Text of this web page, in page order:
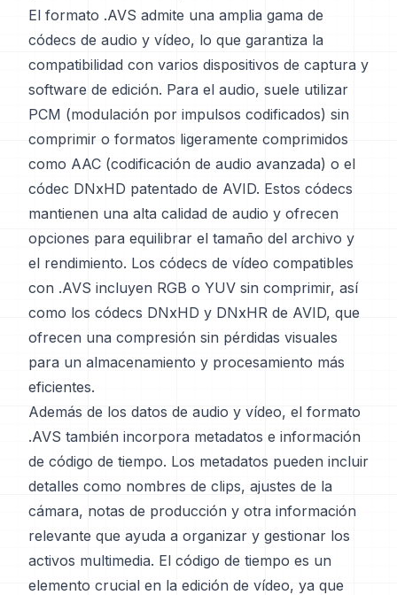
El formato .AVS admite una amplia gama de
códecs de audio y vídeo, lo que garantiza la
compatibilidad con varios dispositivos de captura y
software de edición. Para el audio, suele utilizar
PCM (modulación por impulsos codificados) sin
comprimir o formatos ligeramente comprimidos
como AAC (codificación de audio avanzada) o el
códec DNxHD patentado de AVID. Estos códecs
mantienen una alta calidad de audio y ofrecen
opciones para equilibrar el tamaño del archivo y
el rendimiento. Los códecs de vídeo compatibles
con .AVS incluyen RGB o YUV sin comprimir, así
como los códecs DNxHD y DNxHR de AVID, que
ofrecen una compresión sin pérdidas visuales
para un almacenamiento y procesamiento más
eficientes.
Además de los datos de audio y vídeo, el formato
.AVS también incorpora metadatos e información
de código de tiempo. Los metadatos pueden incluir
detalles como nombres de clips, ajustes de la
cámara, notas de producción y otra información
relevante que ayuda a organizar y gestionar los
activos multimedia. El código de tiempo es un
elemento crucial en la edición de vídeo, ya que